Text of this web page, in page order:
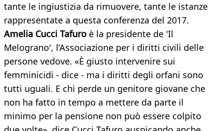
tante le ingiustizia da rimuovere, tante le istanze
rappresentate a questa conferenza del 2017.
Amelia Cucci Tafuro è la presidente de 'Il
Melograno', l’Associazione per i diritti civili delle
persone vedove. «È giusto intervenire sui
femminicidi - dice - ma i diritti degli orfani sono
tutti uguali. E chi perde un genitore giovane che
non ha fatto in tempo a mettere da parte il
minimo per la pensione non può essere colpito